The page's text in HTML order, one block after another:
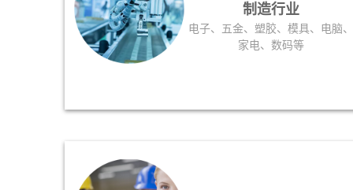
制造行业
电子、五金、塑胶、模具、电脑、
家电、数码等